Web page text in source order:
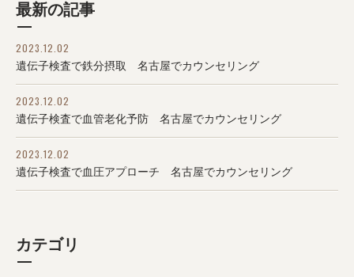
最新の記事
2023.12.02
遺伝子検査で鉄分摂取 名古屋でカウンセリング
2023.12.02
遺伝子検査で血管老化予防 名古屋でカウンセリング
2023.12.02
遺伝子検査で血圧アプローチ 名古屋でカウンセリング
カテゴリ